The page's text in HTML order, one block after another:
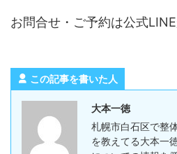
お問合せ・ご予約は公式LINE
この記事を書いた人
大本一徳
札幌市白石区で整
を教えてる大本一